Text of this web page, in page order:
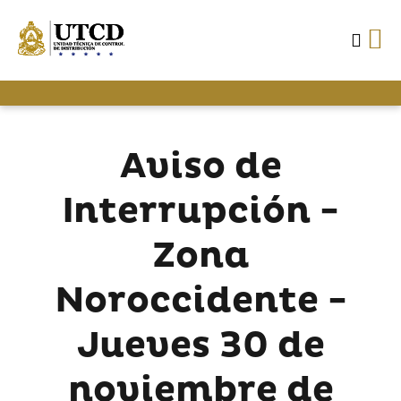
Aviso de
Interrupción -
Zona
Noroccidente -
Jueves 30 de
noviembre de